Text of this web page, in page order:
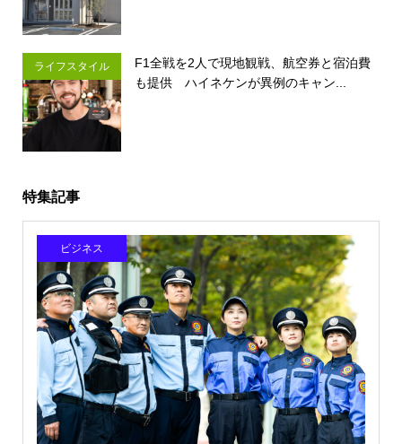
ライフスタイル
F1全戦を2人で現地観戦、航空券と宿泊費
も提供 ハイネケンが異例のキャン...
特集記事
ビジネス